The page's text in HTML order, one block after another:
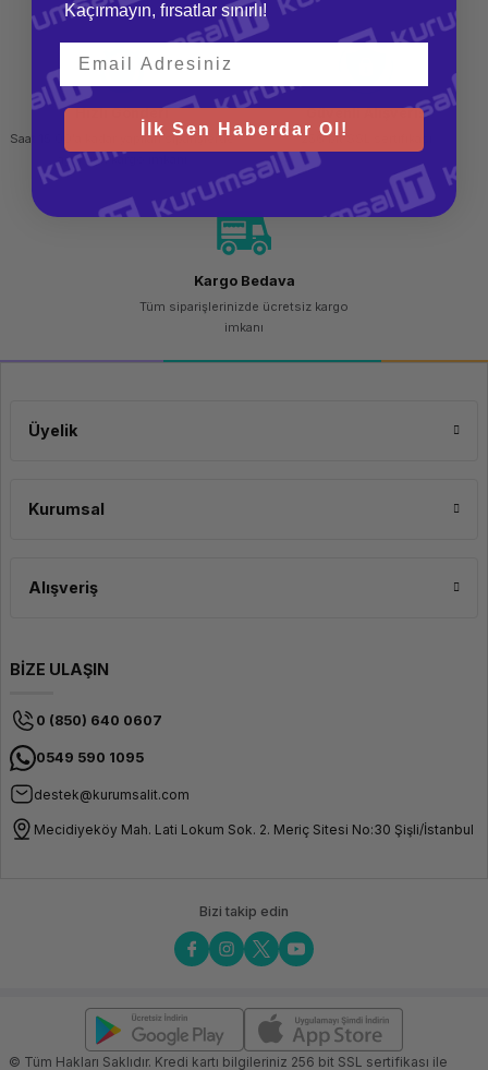
Hızlı Gönderi
Saat 15.00'a kadar yapılan siparişlerde
aynı gün kargo imkanı
Güvenli Alışveriş
256 bit SSL sertifikası
Kargo Bedava
Tüm siparişlerinizde ücretsiz kargo
imkanı
Üyelik
Kurumsal
Alışveriş
BİZE ULAŞIN
0 (850) 640 0607
0549 590 1095
destek@kurumsalit.com
Mecidiyeköy Mah. Lati Lokum Sok. 2. Meriç Sitesi No:30 Şişli/İstanbul
Bizi takip edin
© Tüm Hakları Saklıdır. Kredi kartı bilgileriniz 256 bit SSL sertifikası ile
Kaçırmayın, fırsatlar sınırlı!
İlk Sen Haberdar Ol!